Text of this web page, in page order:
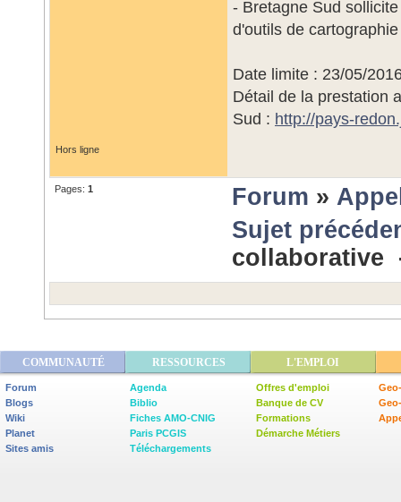
- Bretagne Sud
d'outils de
Date limite : 23/05/
Détail de la prestation
Sud : http://pays-
Hors ligne
Pages: 1 Forum »
Sujet
COMMUNAUTÉ RESSOURCES L'EMPLOI
Forum
Blogs
Wiki
Planet
Sites amis
Agenda
Biblio
Fiches AMO-CNIG
Paris PCGIS
Téléchargements
Offres d'emploi
Banque de CV
Formations
Démarche Métiers